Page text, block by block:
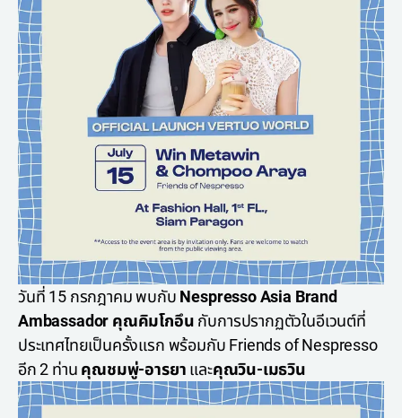
วันที่ 15 กรกฎาคม พบกับ Nespresso Asia Brand
Ambassador คุณคิมโกอึน กับการปรากฏตัวในอีเวนต์ที่
ประเทศไทยเป็นครั้งแรก พร้อมกับ Friends of Nespresso
อีก 2 ท่าน คุณชมพู่-อารยา และคุณวิน-เมธวิน